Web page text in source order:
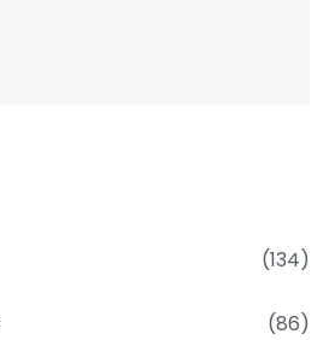
(134)
(86)